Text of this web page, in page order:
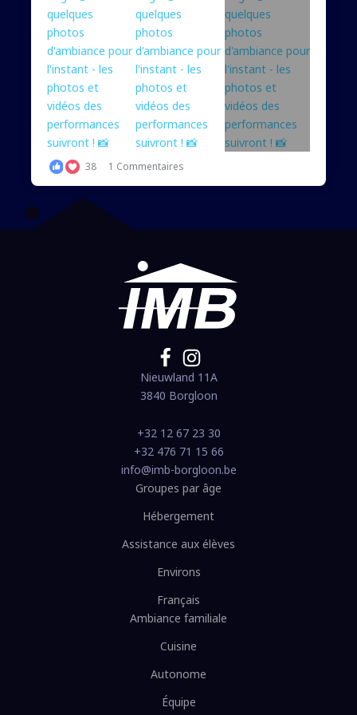
38 1 Commentaires
Nieuwland 11A
3840 Borgloon
+32 12 67 23 30
+32 476 71 15 66
info@imb-borgloon.be
Groupes par âge
Hébergement
Assistance aux élèves
Environs
Français
Ambiance familiale
Cuisine
Autonome
Équipe